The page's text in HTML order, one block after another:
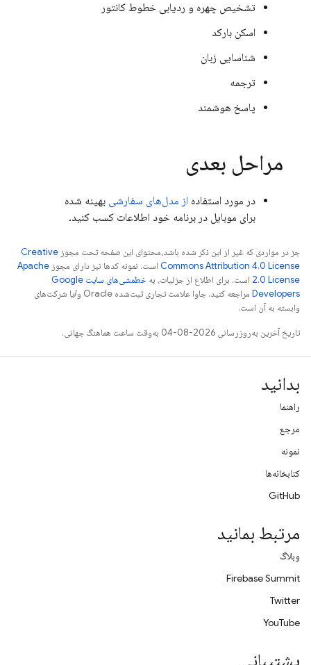
تشخیص چهره و ردیابی خطوط کانتور
اسکن بارکد
شناسایی زبان
ترجمه
پاسخ هوشمند
مراحل بعدی
در مورد استفاده از مدل‌های سفارشی بهینه شده
برای موبایل در برنامه خود اطلاعات کسب کنید.
جز در مواردی که غیر از این ذکر شده باشد،‌محتوای این صفحه تحت مجوز Creative
Commons Attribution 4.0 License است. نمونه کدها نیز دارای مجوز Apache
2.0 License است. برای اطلاع از جزئیات، به
خطمشی‌های سایت Google
Developers‏
مراجعه کنید. جاوا علامت تجاری ثبت‌شده Oracle و/یا شرکت‌های
وابسته به آن است.
تاریخ آخرین به‌روزرسانی 2026-08-04 به‌وقت ساعت هماهنگ جهانی.
بدانید
راهنما
مرجع
نمونه
کتابخانه‌ها
GitHub
مرتبط بمانید
وبلاگ
Firebase Summit
Twitter
YouTube
پشتیبانی